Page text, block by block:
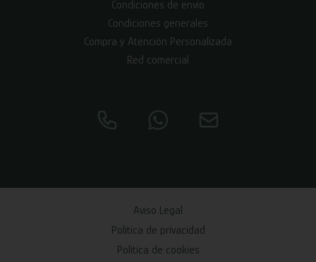
Condiciones de envío
Condiciones generales
Compra y Atención Personalizada
Red comercial
Aviso Legal
Política de privacidad
Política de cookies